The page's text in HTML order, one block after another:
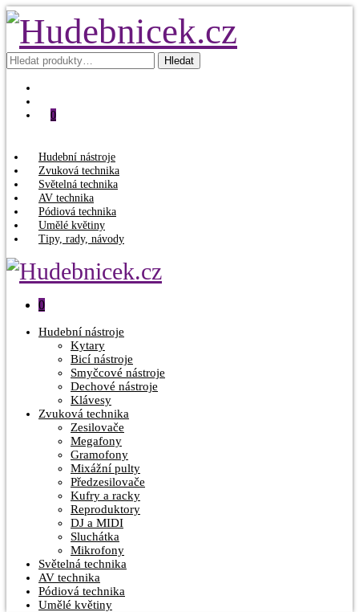
Hledat: Hledat
0
Hudební nástroje
Zvuková technika
Světelná technika
AV technika
Pódiová technika
Umělé květiny
Tipy, rady, návody
0
Hudební nástroje
Kytary
Bicí nástroje
Smyčcové nástroje
Dechové nástroje
Klávesy
Zvuková technika
Zesilovače
Megafony
Gramofony
Mixážní pulty
Předzesilovače
Kufry a racky
Reproduktory
DJ a MIDI
Sluchátka
Mikrofony
Světelná technika
AV technika
Pódiová technika
Umělé květiny